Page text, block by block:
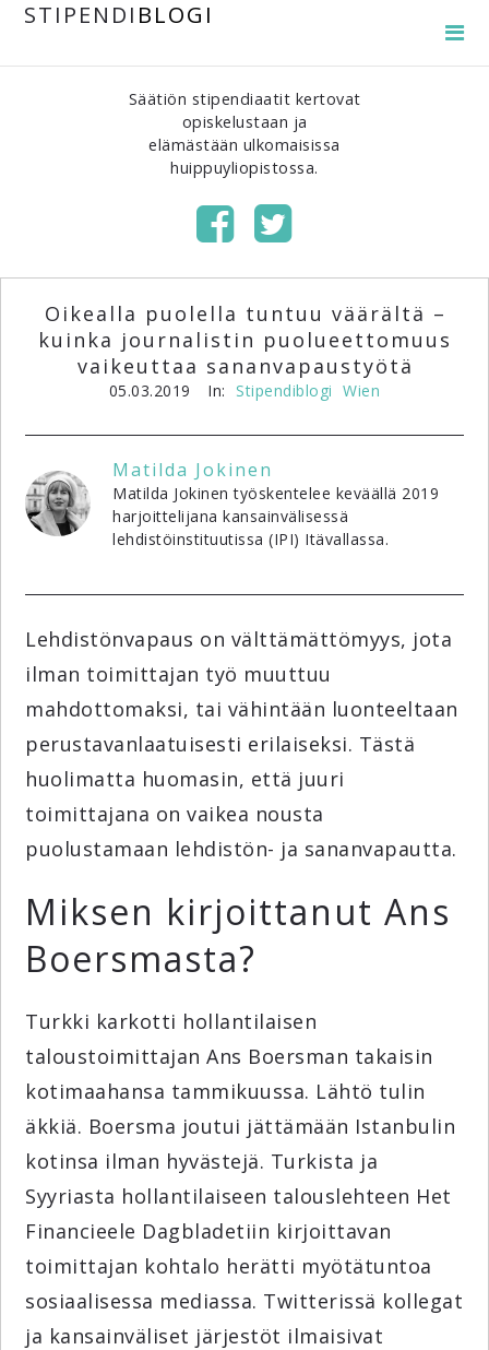
STIPENDI BLOGI
Säätiön stipendiaatit kertovat
opiskelustaan ja
elämästään ulkomaisissa
huippuyliopistossa.
Oikealla puolella tuntuu väärältä –
kuinka journalistin puolueettomuus
vaikeuttaa sananvapaustyötä
05.03.2019 In: Stipendiblogi Wien
Matilda Jokinen
Matilda Jokinen työskentelee keväällä 2019
harjoittelijana kansainvälisessä
lehdistöinstituutissa (IPI) Itävallassa.
Lehdistönvapaus on välttämättömyys, jota
ilman toimittajan työ muuttuu
mahdottomaksi, tai vähintään luonteeltaan
perustavanlaatuisesti erilaiseksi. Tästä
huolimatta huomasin, että juuri
toimittajana on vaikea nousta
puolustamaan lehdistön- ja sananvapautta.
Miksen kirjoittanut Ans
Boersmasta?
Turkki karkotti hollantilaisen
taloustoimittajan Ans Boersman takaisin
kotimaahansa tammikuussa. Lähtö tulin
äkkiä. Boersma joutui jättämään Istanbulin
kotinsa ilman hyvästejä. Turkista ja
Syyriasta hollantilaiseen talouslehteen Het
Financieele Dagbladetiin kirjoittavan
toimittajan kohtalo herätti myötätuntoa
sosiaalisessa mediassa. Twitterissä kollegat
ja kansainväliset järjestöt ilmaisivat